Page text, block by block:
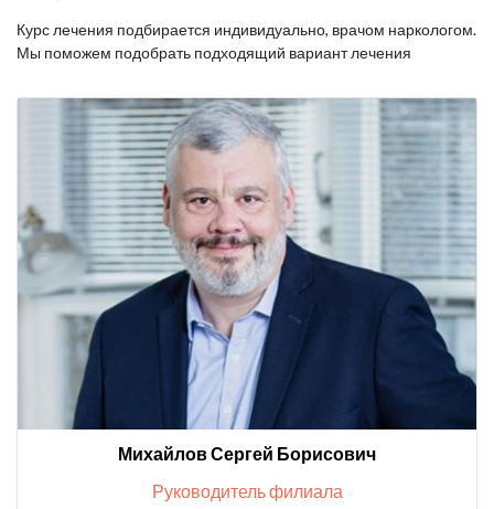
Курс лечения подбирается индивидуально, врачом наркологом.
Мы поможем подобрать подходящий вариант лечения
Михайлов Сергей Борисович
Руководитель филиала